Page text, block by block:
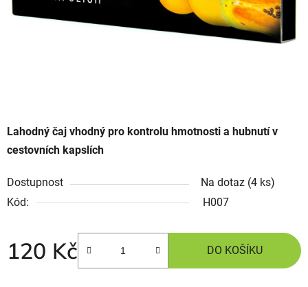
Lahodný čaj vhodný pro kontrolu hmotnosti a hubnutí v
cestovních kapslích
Dostupnost Na dotaz (4 ks)
Kód:
H007
120 Kč DO KOŠÍKU